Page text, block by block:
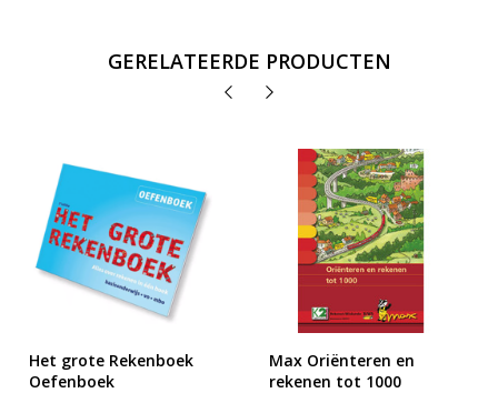
GERELATEERDE PRODUCTEN
Het grote Rekenboek
Oefenboek
Max Oriënteren en
rekenen tot 1000